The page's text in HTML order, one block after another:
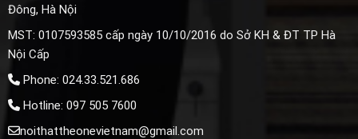
Đông, Hà Nội
MST: 0107593585 cấp ngày 10/10/2016 do Sở KH & ĐT TP Hà
Nội Cấp
Phone: 024.33.521.686
Hotline: 097 505 7600
noithattheonevietnam@gmail.com